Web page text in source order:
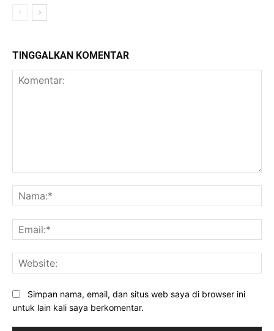
TINGGALKAN KOMENTAR
Simpan nama, email, dan situs web saya di browser ini
untuk lain kali saya berkomentar.